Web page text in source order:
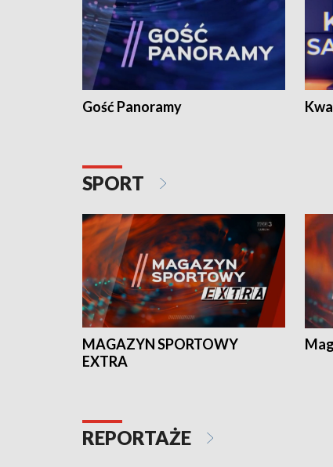
Gość Panoramy
SPORT
MAGAZYN SPORTOWY
EXTRA
REPORTAŻE